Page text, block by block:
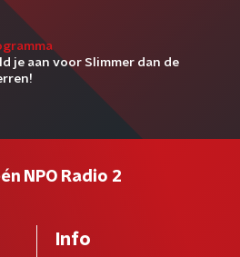
je aan voor Slimmer dan de
NPO Radio 2
Info